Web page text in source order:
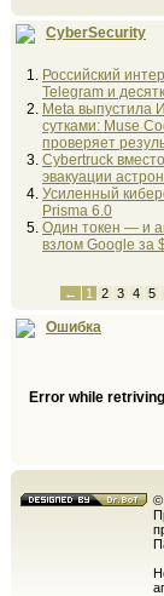
CyberSecurity
Российский
Telegram и
Meta выпустила
сутками: Muse
проверяет
Cybertruck
эвакуации
Усиленный
Prisma 6.0
Один токен — и
взлом Google за
← 1 2 3 4 5
Ошибка
Error while
©